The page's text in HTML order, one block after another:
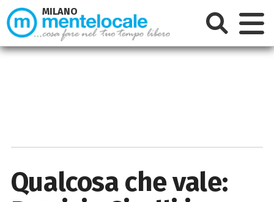
Qualcosa che vale:
MILANO